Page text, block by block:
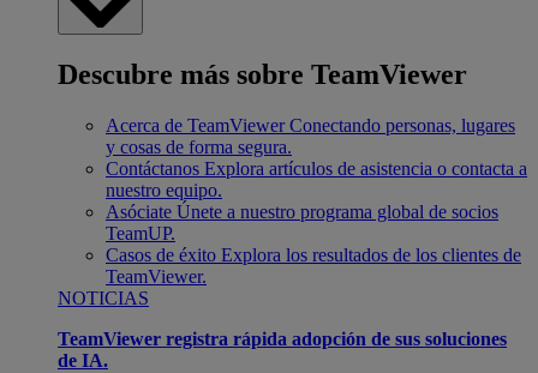
Descubre más sobre TeamViewer
Acerca de TeamViewer Conectando personas, lugares
y cosas de forma segura.
Contáctanos Explora artículos de asistencia o contacta a
nuestro equipo.
Asóciate Únete a nuestro programa global de socios
TeamUP.
Casos de éxito Explora los resultados de los clientes de
TeamViewer.
NOTICIAS
TeamViewer registra rápida adopción de sus soluciones
de IA.